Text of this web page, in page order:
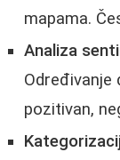
mapama.
Analiza
Određivanje
pozitivan,